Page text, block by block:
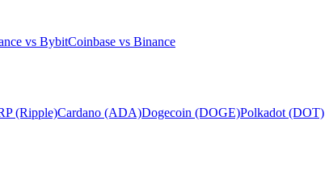
vs BybitCoinbase vs Binance
(Ripple)Cardano (ADA)Dogecoin (DOGE)Polkadot (DOT)